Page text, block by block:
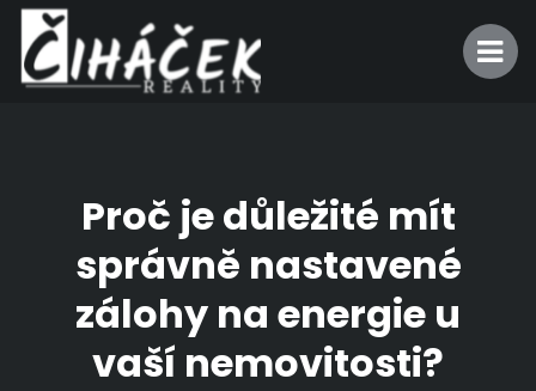
Proč je důležité mít
správně nastavené
zálohy na energie u
vaší nemovitosti?